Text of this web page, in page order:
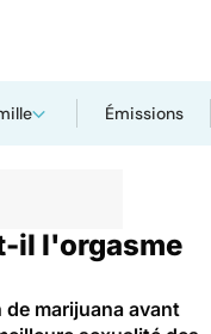
Émissions
il l'orgasme
marijuana avant